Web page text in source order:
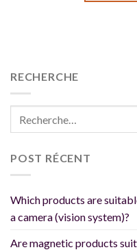
RECHERCHE
POST RÉCENT
Which products are
a camera (vision system)?
Are magnetic products